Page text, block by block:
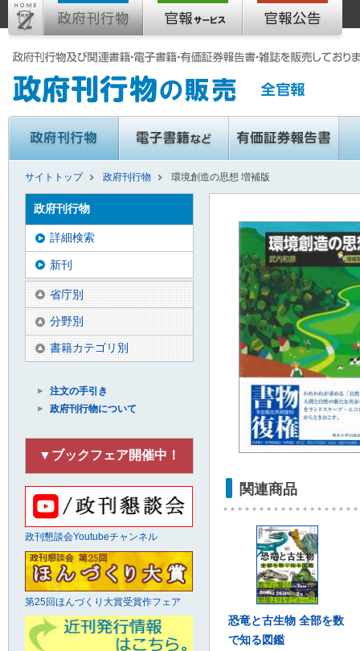
サイトトップ 政府刊行物 環境創造の思想 増補版
関連商品
恐竜と古生物 全部を数
で知る図鑑
政府刊行物
詳細検索
新刊
省庁別
分野別
書籍カテゴリ別
注文の手引き
政府刊行物について
▼ブックフェア開催中！
政刊懇談会Youtubeチャンネル
第25回ほんづくり大賞受賞作フェア